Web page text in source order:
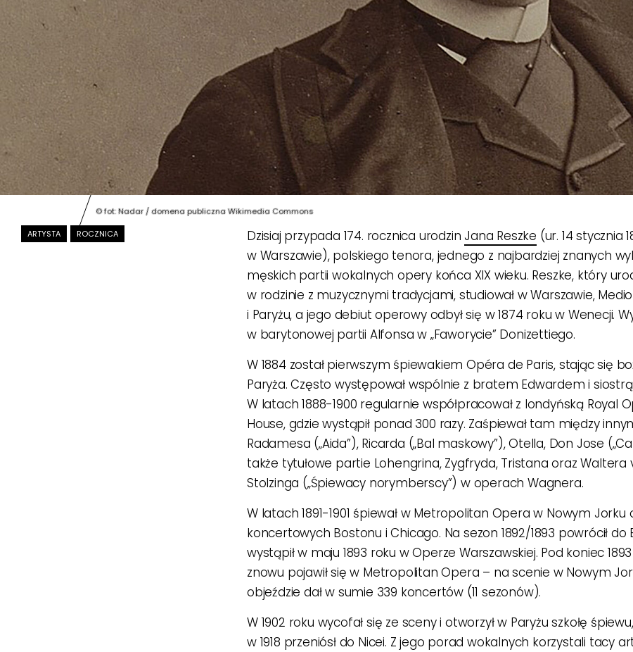
© fot: Nadar / domena publiczna Wikimedia Commons
ARTYSTA
ROCZNICA Dzisiaj przypada 174. rocznica urodzin Jana Reszke (ur. 14 stycznia
w Warszawie), polskiego tenora, jednego z najbardziej znanych
męskich partii wokalnych opery końca XIX wieku. Reszke, który
w rodzinie z muzycznymi tradycjami, studiował w Warszawie,
i Paryżu, a jego debiut operowy odbył się w 1874 roku w Wenecji.
w barytonowej partii Alfonsa w „Faworycie” Donizettiego.
W 1884 został pierwszym śpiewakiem Opéra de Paris, stając się
Paryża. Często występował wspólnie z bratem Edwardem i
W latach 1888-1900 regularnie współpracował z londyńską Royal
House, gdzie wystąpił ponad 300 razy. Zaśpiewał tam między
Radamesa („Aida”), Ricarda („Bal maskowy”), Otella, Don Jose
także tytułowe partie Lohengrina, Zygfryda, Tristana oraz Waltera
Stolzinga („Śpiewacy norymberscy”) w operach Wagnera.
W latach 1891-1901 śpiewał w Metropolitan Opera w Nowym Jorku
koncertowych Bostonu i Chicago. Na sezon 1892/1893 powrócił do
wystąpił w maju 1893 roku w Operze Warszawskiej. Pod koniec
znowu pojawił się w Metropolitan Opera – na scenie w Nowym
objeździe dał w sumie 339 koncertów (11 sezonów).
W 1902 roku wycofał się ze sceny i otworzył w Paryżu szkołę
w 1918 przeniósł do Nicei. Z jego porad wokalnych korzystali tacy